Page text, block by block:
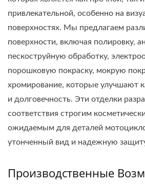
привлекательной, особенно на
поверхностях. Мы предлагаем
поверхности, включая полировку,
пескоструйную обработку,
порошковую покраску, мокрую
хромирование, которые улучшают
и долговечность. Эти отделки
соответствия строгим
ожидаемым для деталей
утонченный вид и надежную
Производственные